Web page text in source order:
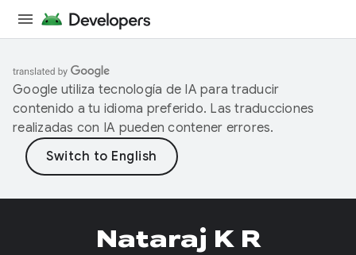
Google utiliza tecnología de IA para traducir
contenido a tu idioma preferido. Las traducciones
realizadas con IA pueden contener errores.
Nataraj K R